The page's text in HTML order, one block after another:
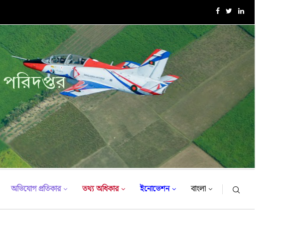
এক্সারসাইজ টাইগার লাইটনিং-২০২৬ এর উদ্বোধনী অনুষ্ঠান
অভিযোগ প্রতিকার তথ্য অধিকার ইনোভেশন বাংলা